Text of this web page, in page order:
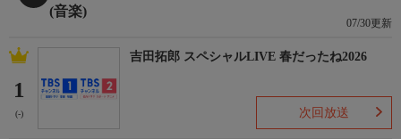
(音楽)
07/30更新
1
(-)
吉田拓郎 スペシャルLIVE 春だったね2026
次回放送